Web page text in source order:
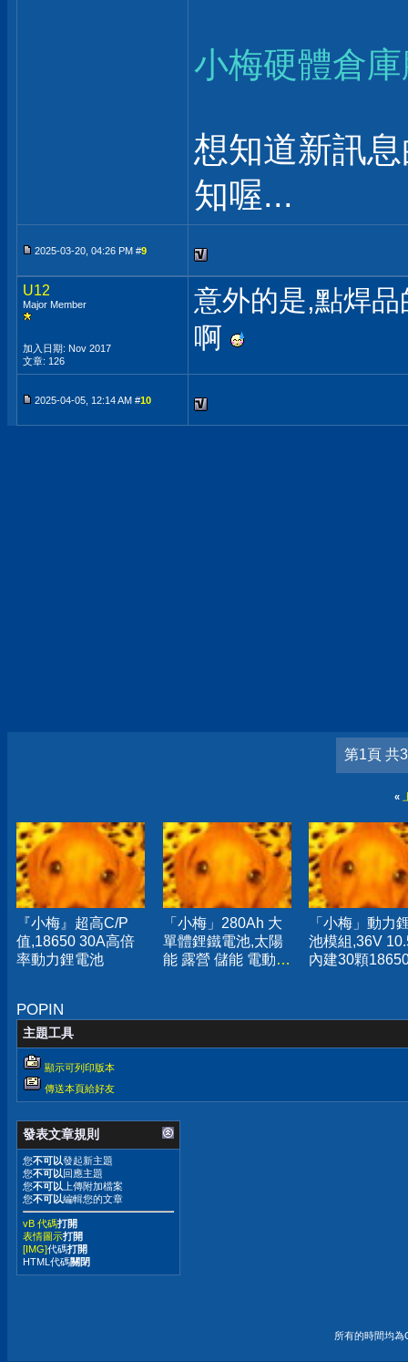
小梅硬體倉
想知道新訊
知喔...
2025-03-20, 04:26 PM #9
U12
Major Member
加入日期: Nov 2017
文章: 126
意外的是,點焊
啊
2025-04-05, 12:14 AM #10
第1頁 共
«
『小梅』超高C/P
值,18650 30A高倍
率動力鋰電池
「小梅」280Ah 大
單體鋰鐵電池,太陽
能 露營 儲能 電動
「小梅」動力
池模組,36V
內建30顆
POPIN
主題工具
顯示可列印版本
傳送本頁給好友
發表文章規則
您不可以發起新主題
您不可以回應主題
您不可以 上傳附加檔案
您不可以編輯您的文章
vB 代碼打開
表情圖示打開
[IMG]代碼打開
HTML代碼關閉
所有的時間均為